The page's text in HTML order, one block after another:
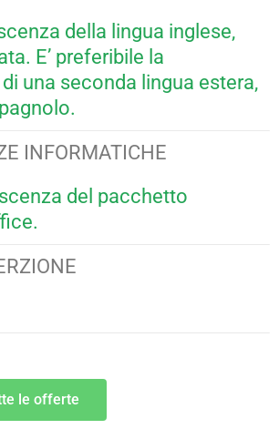
della lingua inglese,
E’ preferibile la
una seconda lingua estera,
INFORMATICHE
del pacchetto
le offerte